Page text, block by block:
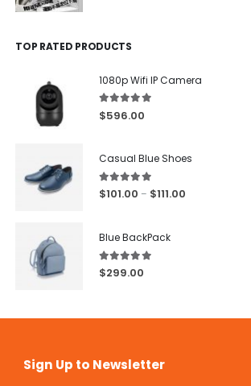
TOP RATED PRODUCTS
1080p Wifi IP Camera
5.00out of 5
$596.00
Casual Blue Shoes
5.00 out of 5
$101.00 – $111.00
Blue BackPack
5.00out of 5
$299.00
Sign Up to Newsletter